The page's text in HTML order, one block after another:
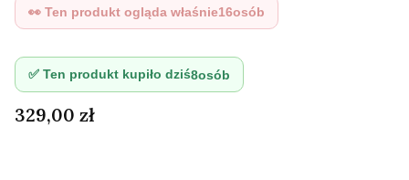
👀 Ten produkt ogląda właśnie16osób
✅ Ten produkt kupiło dziś8osób
Cena
329,00 zł